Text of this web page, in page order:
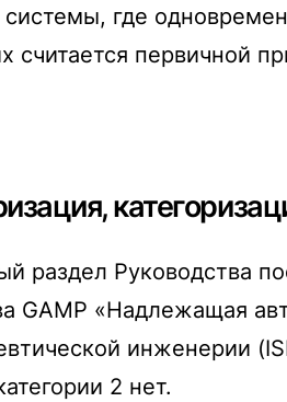
где
считается первичной
раздел Руководства
GAMP «Надлежащая
инженерии
2 нет.